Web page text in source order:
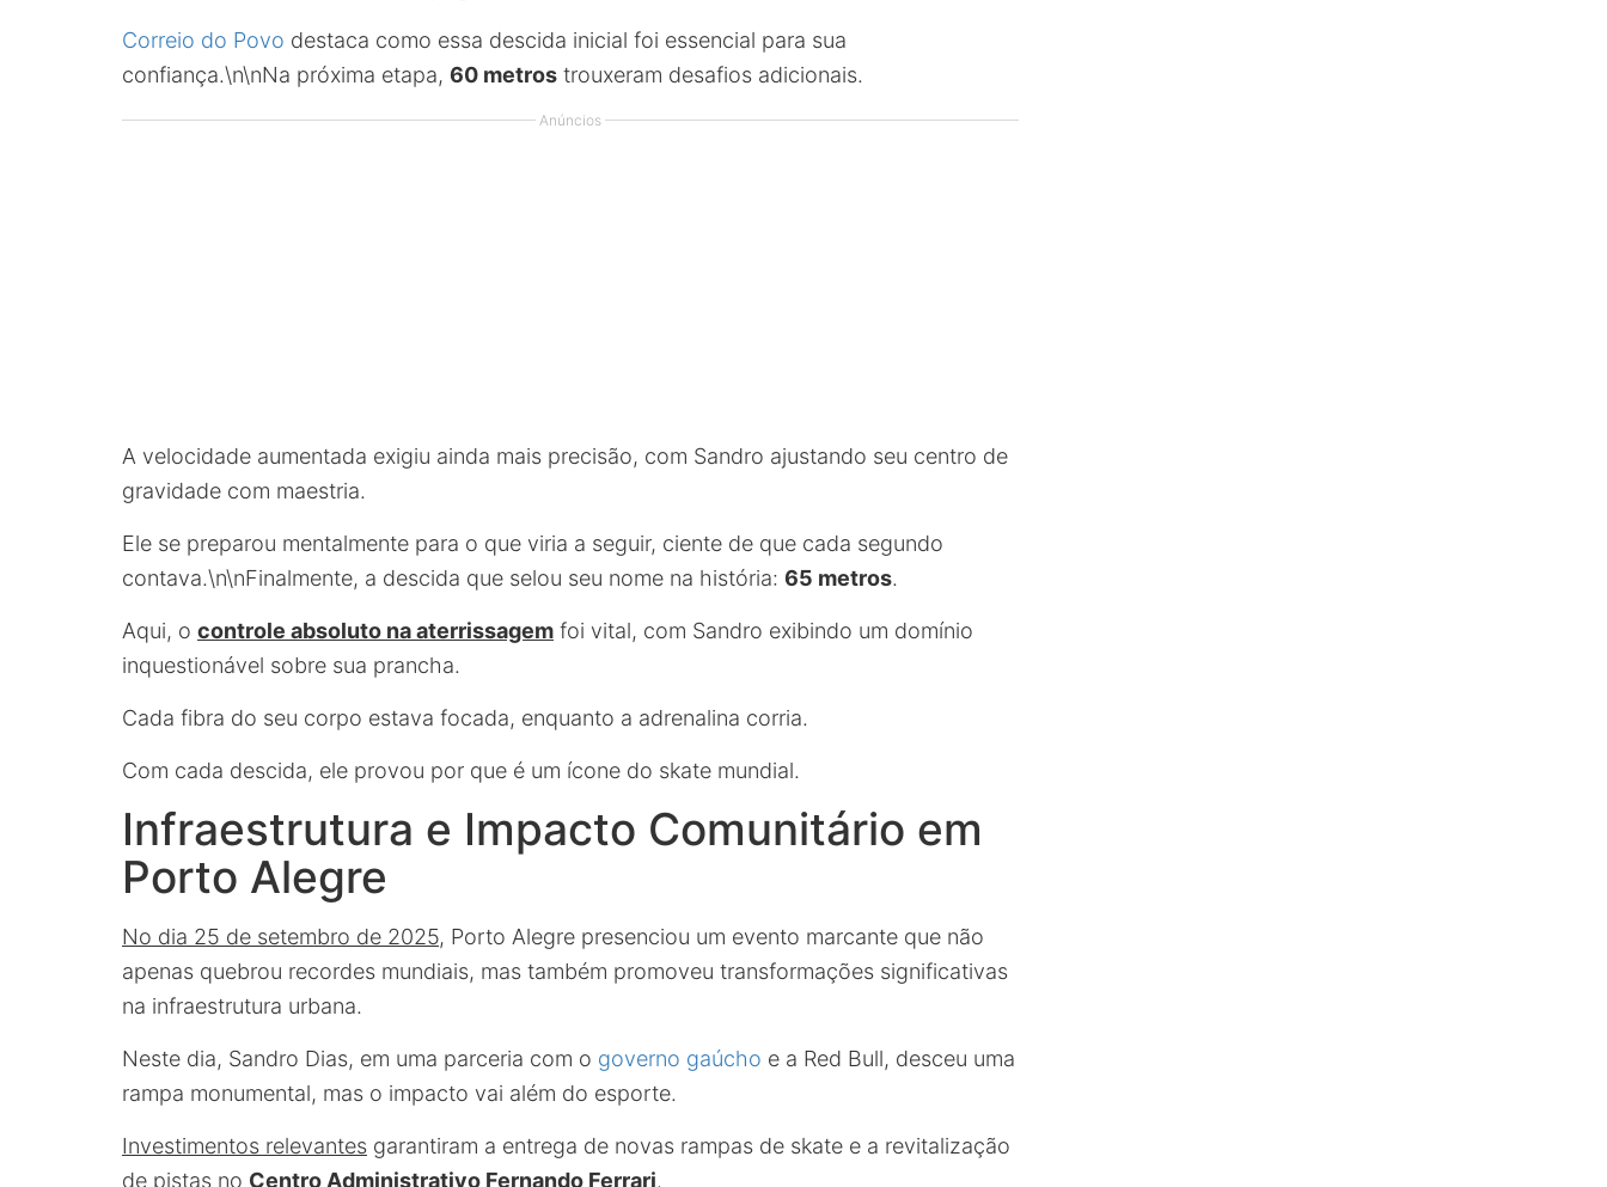
Correio do Povo destaca como essa descida inicial foi essencial para sua
confiança.\n\nNa próxima etapa, 60 metros trouxeram desafios adicionais.
Anúncios
A velocidade aumentada exigiu ainda mais precisão, com Sandro ajustando seu centro de
gravidade com maestria.
Ele se preparou mentalmente para o que viria a seguir, ciente de que cada segundo
contava.\n\nFinalmente, a descida que selou seu nome na história: 65 metros.
Aqui, o controle absoluto na aterrissagem foi vital, com Sandro exibindo um domínio
inquestionável sobre sua prancha.
Cada fibra do seu corpo estava focada, enquanto a adrenalina corria.
Com cada descida, ele provou por que é um ícone do skate mundial.
Infraestrutura e Impacto Comunitário em
Porto Alegre
No dia 25 de setembro de 2025, Porto Alegre presenciou um evento marcante que não
apenas quebrou recordes mundiais, mas também promoveu transformações significativas
na infraestrutura urbana.
Neste dia, Sandro Dias, em uma parceria com o governo gaúcho e a Red Bull, desceu uma
rampa monumental, mas o impacto vai além do esporte.
Investimentos relevantes garantiram a entrega de novas rampas de skate e a revitalização
de pistas no Centro Administrativo Fernando Ferrari.